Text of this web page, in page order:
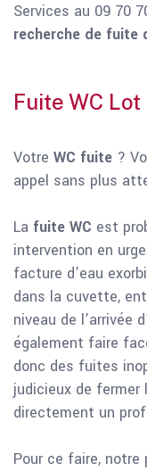
Services au 09 70
recherche de fuite
Fuite WC Lot
Votre WC fuite ?
appel sans plus
La fuite WC est
intervention en
facture d’eau
dans la cuvette,
niveau de l’arrivée
également faire
donc des fuites
judicieux de
directement un
Pour ce faire,